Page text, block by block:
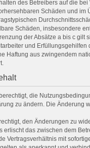
des Betreibers auf die bei
Schäden und im
Schäden, insbesondere
der Absätze a bis c gilt
und Erfüllungsgehilfen
Haftung aus zwingendem
die
zu ändern. Die Änderung
den Änderungen zu
erlischt das zwischen dem
Vertragsverhältnis mit